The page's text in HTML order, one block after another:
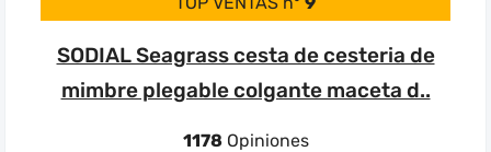
SODIAL Seagrass cesta de cesteria de
mimbre plegable colgante maceta d..
1178Opiniones